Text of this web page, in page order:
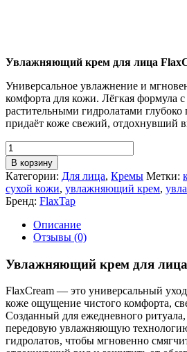
Увлажняющий крем для лица
Универсальное увлажнение и
комфорта для кожи. Лёгкая формула с
растительными гидролатами глубоко
придаёт коже свежий, отдохнувший
Количество
товара
Увлажняющий
крем
для
лица
50мл
FlaxCream
В корзину
Категории: Для лица, Кремы Метки:
сухой кожи, увлажняющий крем,
Бренд: FlaxTap
Описание
Отзывы (0)
Увлажняющий крем для
FlaxCream — это универсальный
коже ощущение чистого комфорта,
Созданный для ежедневного
передовую увлажняющую
гидролатов, чтобы мгновенно